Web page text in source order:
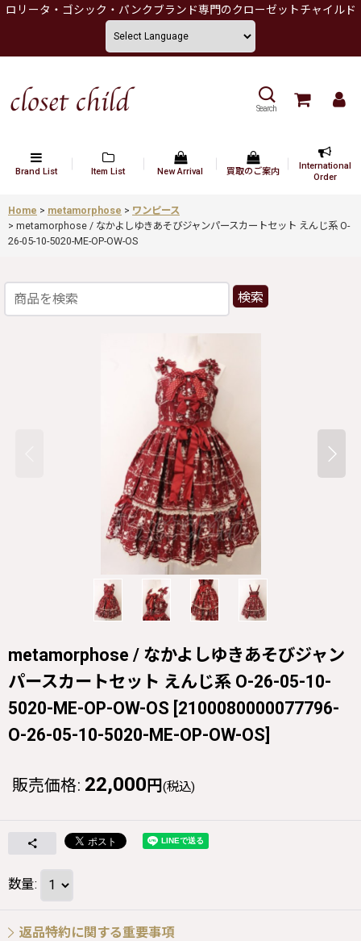
ロリータ・ゴシック・パンクブランド専門のクローゼットチャイルド
Search
Brand List Item List New Arrival 買取のご案内
International
Order
Home > metamorphose > ワンピース
> metamorphose / なかよしゆきあそびジャンパースカートセット えんじ系 O-
26-05-10-5020-ME-OP-OW-OS
検索
metamorphose / なかよしゆきあそびジャン
パースカートセット えんじ系 O-26-05-10-
5020-ME-OP-OW-OS [2100080000077796-
O-26-05-10-5020-ME-OP-OW-OS]
販売価格: 22,000 円 (税込)
数量:
返品特約に関する重要事項